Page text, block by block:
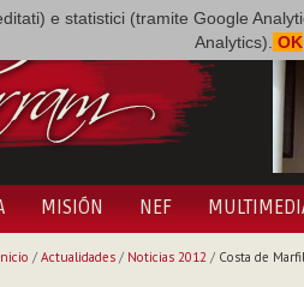
e statistici (tramite Google
Analytics). OK
MISIÓN NEF
/ Actualidades/ Noticias 2012 / Costa de